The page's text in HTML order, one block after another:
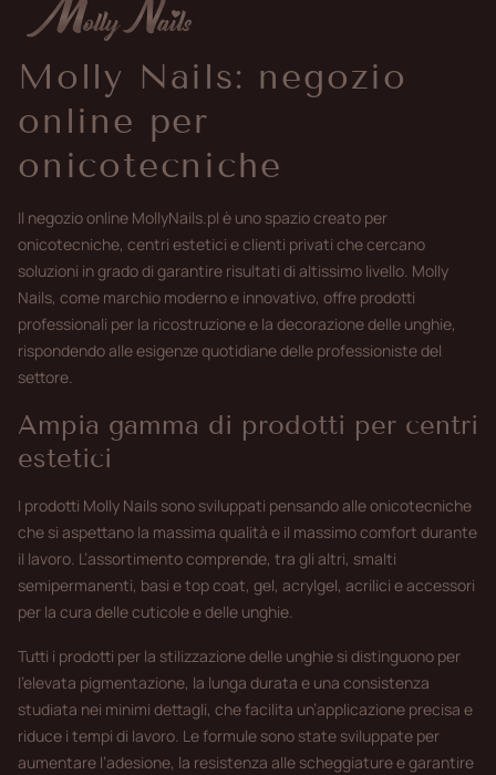
Molly Nails: negozio
online per
onicotecniche
Il negozio online MollyNails.pl è uno spazio creato per
onicotecniche, centri estetici e clienti privati che cercano
soluzioni in grado di garantire risultati di altissimo livello. Molly
Nails, come marchio moderno e innovativo, offre prodotti
professionali per la ricostruzione e la decorazione delle unghie,
rispondendo alle esigenze quotidiane delle professioniste del
settore.
Ampia gamma di prodotti per centri
estetici
I prodotti Molly Nails sono sviluppati pensando alle onicotecniche
che si aspettano la massima qualità e il massimo comfort durante
il lavoro. L’assortimento comprende, tra gli altri, smalti
semipermanenti, basi e top coat, gel, acrylgel, acrilici e accessori
per la cura delle cuticole e delle unghie.
Tutti i prodotti per la stilizzazione delle unghie si distinguono per
l’elevata pigmentazione, la lunga durata e una consistenza
studiata nei minimi dettagli, che facilita un’applicazione precisa e
riduce i tempi di lavoro. Le formule sono state sviluppate per
aumentare l’adesione, la resistenza alle scheggiature e garantire